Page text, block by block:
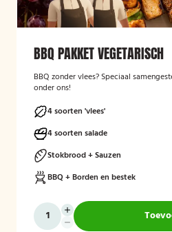
BBQ PAKKET VEGETARISCH
BBQ zonder vlees? Speciaal
onder ons!
4 soorten 'vlees'
4 soorten salade
Stokbrood + Sauzen
BBQ + Borden en bestek